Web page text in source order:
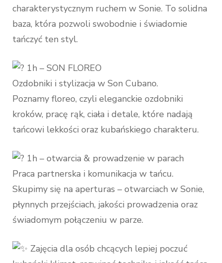
charakterystycznym ruchem w Sonie. To solidna
baza, która pozwoli swobodnie i świadomie
tańczyć ten styl.
1h – SON FLOREO
Ozdobniki i stylizacja w Son Cubano.
Poznamy floreo, czyli eleganckie ozdobniki
kroków, pracę rąk, ciała i detale, które nadają
tańcowi lekkości oraz kubańskiego charakteru.
1h – otwarcia & prowadzenie w parach
Praca partnerska i komunikacja w tańcu.
Skupimy się na aperturas – otwarciach w Sonie,
płynnych przejściach, jakości prowadzenia oraz
świadomym połączeniu w parze.
Zajęcia dla osób chcących lepiej poczuć